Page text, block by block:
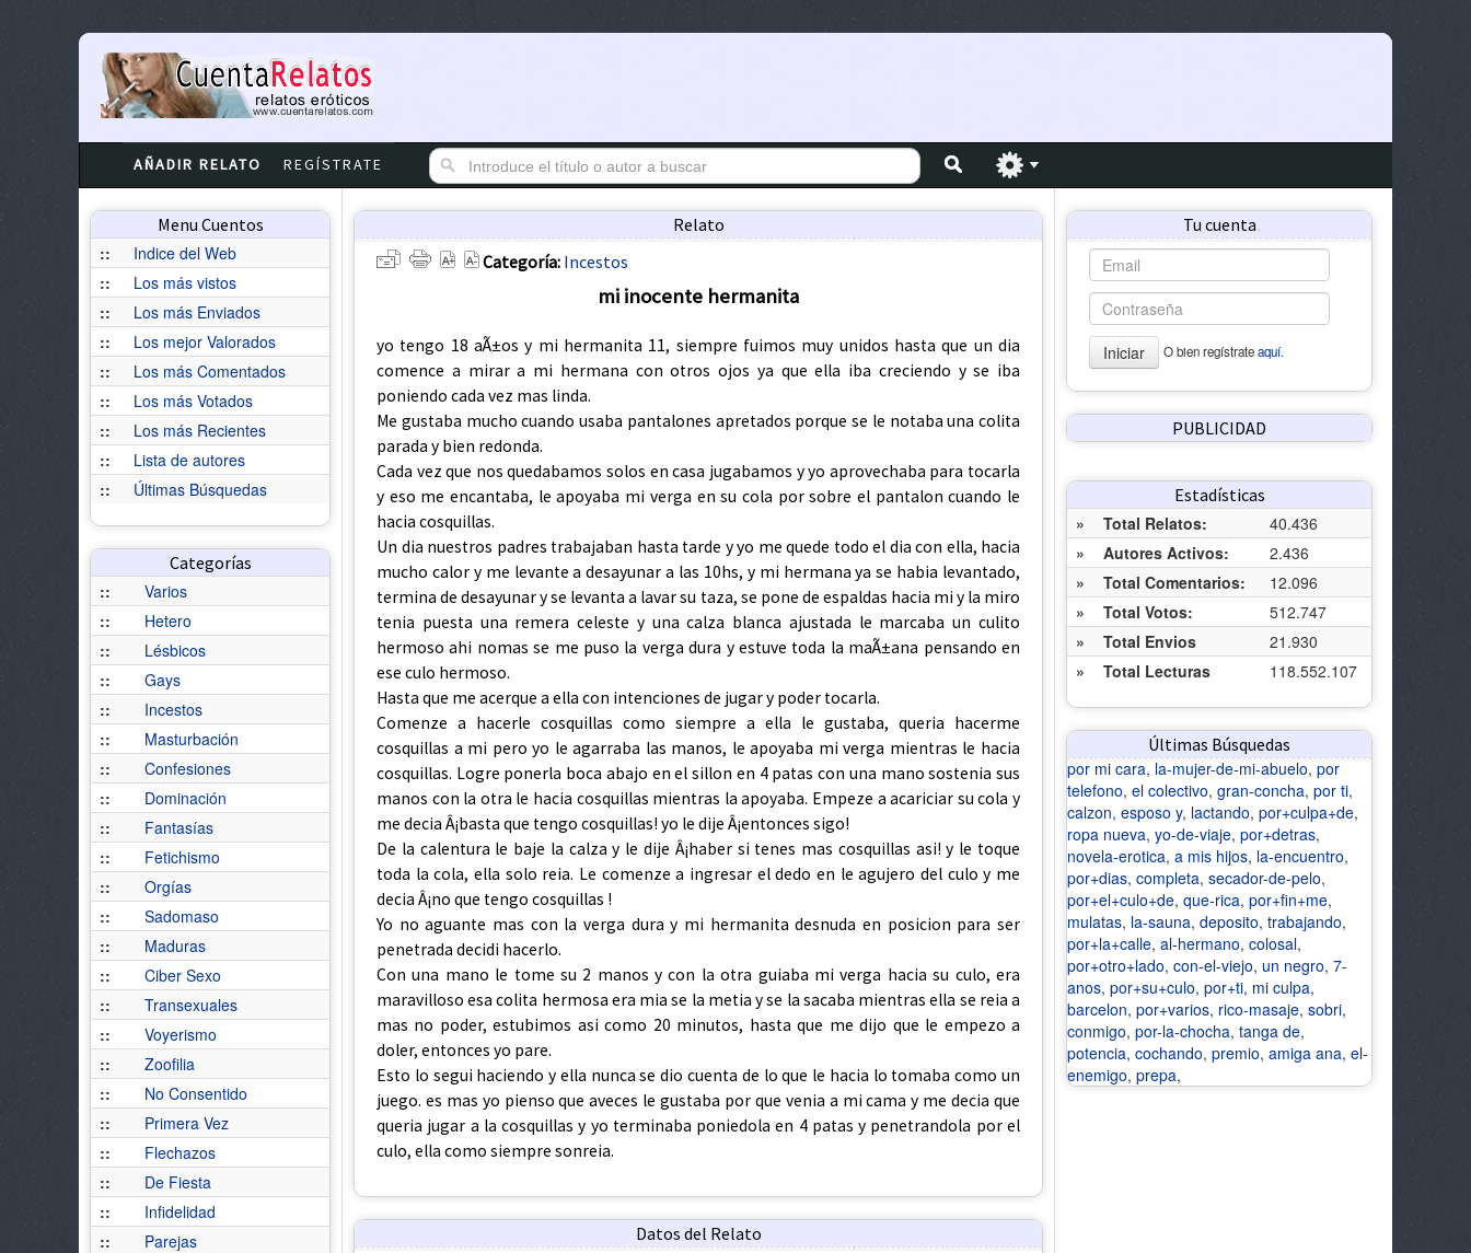
AÑADIR RELATO REGÍSTRATE
Menu Cuentos
::
Indice del Web
::
Los más vistos
::
Los más Enviados
::
Los mejor Valorados
::
Los más Comentados
::
Los más Votados
::
Los más Recientes
::
Lista de autores
::
Últimas Búsquedas
Categorías
::
Varios
::
Hetero
::
Lésbicos
::
Gays
::
Incestos
::
Masturbación
::
Confesiones
::
Dominación
::
Fantasías
::
Fetichismo
::
Orgías
::
Sadomaso
::
Maduras
::
Ciber Sexo
::
Transexuales
::
Voyerismo
::
Zoofilia
::
No Consentido
::
Primera Vez
::
Flechazos
::
De Fiesta
::
Infidelidad
::
Parejas
Relato
Categoría: Incestos
mi inocente hermanita
yo tengo 18 aÃ±os y mi hermanita 11, siempre fuimos muy unidos hasta que un dia
comence a mirar a mi hermana con otros ojos ya que ella iba creciendo y se iba
poniendo cada vez mas linda.
Me gustaba mucho cuando usaba pantalones apretados porque se le notaba una colita
parada y bien redonda.
Cada vez que nos quedabamos solos en casa jugabamos y yo aprovechaba para tocarla
y eso me encantaba, le apoyaba mi verga en su cola por sobre el pantalon cuando le
hacia cosquillas.
Un dia nuestros padres trabajaban hasta tarde y yo me quede todo el dia con ella, hacia
mucho calor y me levante a desayunar a las 10hs, y mi hermana ya se habia levantado,
termina de desayunar y se levanta a lavar su taza, se pone de espaldas hacia mi y la miro
tenia puesta una remera celeste y una calza blanca ajustada le marcaba un culito
hermoso ahi nomas se me puso la verga dura y estuve toda la maÃ±ana pensando en
ese culo hermoso.
Hasta que me acerque a ella con intenciones de jugar y poder tocarla.
Comenze a hacerle cosquillas como siempre a ella le gustaba, queria hacerme
cosquillas a mi pero yo le agarraba las manos, le apoyaba mi verga mientras le hacia
cosquillas. Logre ponerla boca abajo en el sillon en 4 patas con una mano sostenia sus
manos con la otra le hacia cosquillas mientras la apoyaba. Empeze a acariciar su cola y
me decia Â¡basta que tengo cosquillas! yo le dije Â¡entonces sigo!
De la calentura le baje la calza y le dije Â¡haber si tenes mas cosquillas asi! y le toque
toda la cola, ella solo reia. Le comenze a ingresar el dedo en le agujero del culo y me
decia Â¡no que tengo cosquillas !
Yo no aguante mas con la verga dura y mi hermanita desnuda en posicion para ser
penetrada decidi hacerlo.
Con una mano le tome su 2 manos y con la otra guiaba mi verga hacia su culo, era
maravilloso esa colita hermosa era mia se la metia y se la sacaba mientras ella se reia a
mas no poder, estubimos asi como 20 minutos, hasta que me dijo que le empezo a
doler, entonces yo pare.
Esto lo segui haciendo y ella nunca se dio cuenta de lo que le hacia lo tomaba como un
juego. es mas yo pienso que aveces le gustaba por que venia a mi cama y me decia que
queria jugar a la cosquillas y yo terminaba poniedola en 4 patas y penetrandola por el
culo, ella como siempre sonreia.
Datos del Relato
Tu cuenta
Iniciar O bien regístrateaquí.
PUBLICIDAD
Estadísticas
»
Total Relatos:
40.436
»
Autores Activos:
2.436
»
Total Comentarios:
12.096
»
Total Votos:
512.747
»
Total Envios
21.930
»
Total Lecturas 118.552.107
Últimas Búsquedas
por mi cara, la-mujer-de-mi-abuelo, por
telefono, el colectivo, gran-concha, por ti,
calzon, esposo y, lactando, por+culpa+de,
ropa nueva, yo-de-viaje, por+detras,
novela-erotica, a mis hijos, la-encuentro,
por+dias, completa, secador-de-pelo,
por+el+culo+de, que-rica, por+fin+me,
mulatas, la-sauna, deposito, trabajando,
por+la+calle, al-hermano, colosal,
por+otro+lado, con-el-viejo, un negro, 7-
anos, por+su+culo, por+ti, mi culpa,
barcelon, por+varios, rico-masaje, sobri,
conmigo, por-la-chocha, tanga de,
potencia, cochando, premio, amiga ana, el-
enemigo, prepa,